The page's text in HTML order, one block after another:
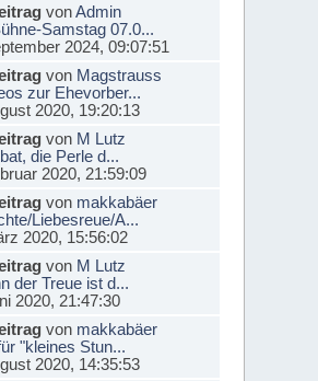
vonAdmin
Samstag 07.0...
2024, 09:07:51
von Magstrauss
zur Ehevorber...
2020, 19:20:13
von M Lutz
die Perle d...
2020, 21:59:09
von makkabäer
Liebesreue/A...
2020, 15:56:02
von M Lutz
der Treue ist d...
2020, 21:47:30
von makkabäer
"kleines Stun...
2020, 14:35:53